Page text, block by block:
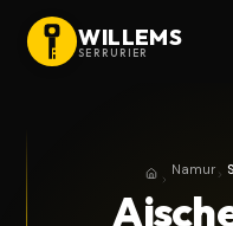
WILLEMS
SERRURIER
AccueilProvince
Namur